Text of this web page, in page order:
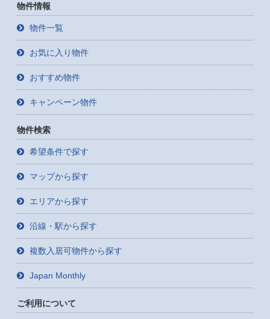
物件情報
物件一覧
お気に入り物件
おすすめ物件
キャンペーン物件
物件検索
希望条件で探す
マップから探す
エリアから探す
沿線・駅から探す
複数入居可物件から探す
Japan Monthly
ご利用について